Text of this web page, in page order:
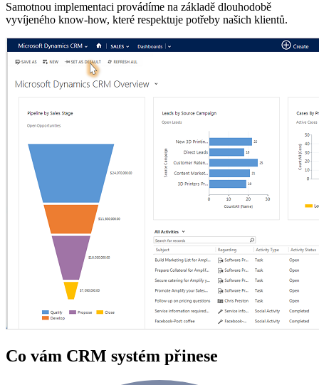
Samotnou implementaci provádíme na základě dlouhodobě
vyvíjeného know-how, které respektuje potřeby našich klientů.
Co vám CRM systém přinese